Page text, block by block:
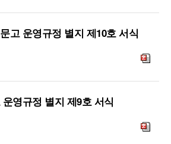
고 운영규정 별지 제10호 서식
영규정 별지 제9호 서식